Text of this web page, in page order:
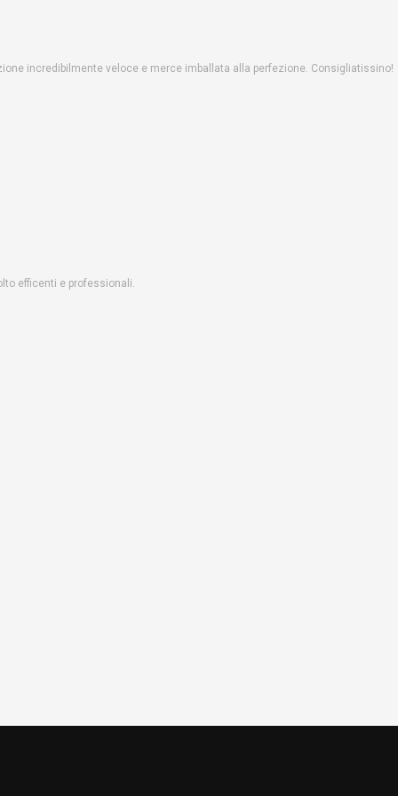
incredibilmente veloce e merce imballata alla perfezione. Consigliatissino!
efficenti e professionali.